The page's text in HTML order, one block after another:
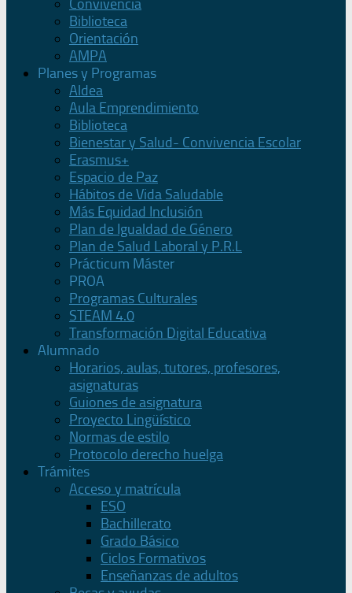
Convivencia
Biblioteca
Orientación
AMPA
Planes y Programas
Aldea
Aula Emprendimiento
Biblioteca
Bienestar y Salud- Convivencia Escolar
Erasmus+
Espacio de Paz
Hábitos de Vida Saludable
Más Equidad Inclusión
Plan de Igualdad de Género
Plan de Salud Laboral y P.R.L
Prácticum Máster
PROA
Programas Culturales
STEAM 4.0
Transformación Digital Educativa
Alumnado
Horarios, aulas, tutores, profesores,
asignaturas
Guiones de asignatura
Proyecto Lingüístico
Normas de estilo
Protocolo derecho huelga
Trámites
Acceso y matrícula
ESO
Bachillerato
Grado Básico
Ciclos Formativos
Enseñanzas de adultos